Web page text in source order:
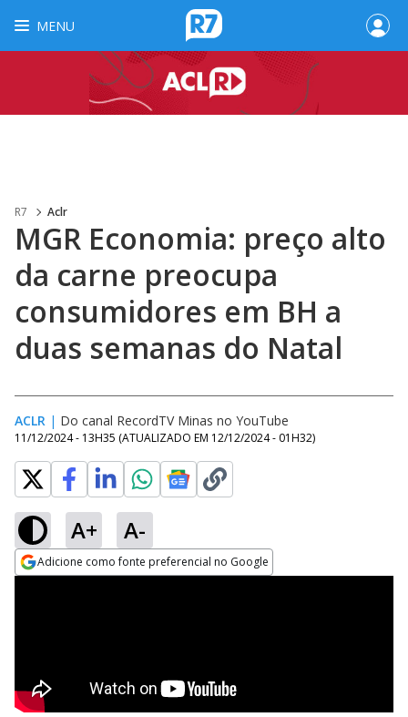
MENU
R7 Aclr
MGR Economia: preço alto
da carne preocupa
consumidores em BH a
duas semanas do Natal
ACLR | Do canal RecordTV Minas no YouTube
11/12/2024 - 13H35 (ATUALIZADO EM 12/12/2024 - 01H32)
A+ A-
Adicione como fonte preferencial no Google